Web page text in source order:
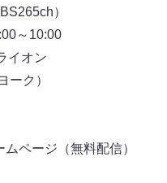
）
～10:00
イオン
ーク）
ページ（無料配信）